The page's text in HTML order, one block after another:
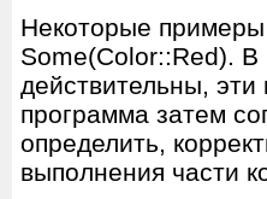
Некоторые
Some(Color::Red). В
действительны,
программа затем
определить,
выполнения части